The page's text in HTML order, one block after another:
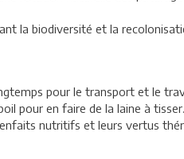
la biodiversité et la
pour le transport et le
pour en faire de la laine à
nutritifs et leurs vertus